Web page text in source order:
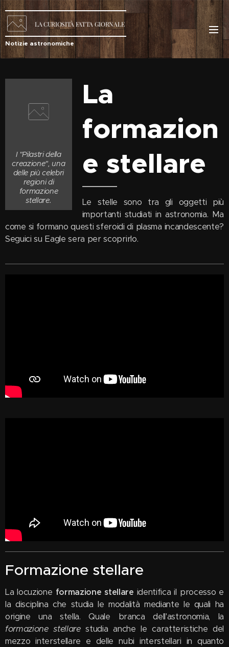
LACURIOSITÀ FATTA GIORNALE
Notizie astronomiche
I "Pilastri della
creazione", una
delle più celebri
regioni di
formazione
stellare.
La
formazion
e stellare
Le stelle sono tra gli oggetti più
importanti studiati in astronomia. Ma
come si formano questi sferoidi di plasma incandescente?
Seguici su Eagle sera per scoprirlo.
Formazione stellare
La locuzione formazione stellare identifica il processo e
la disciplina che studia le modalità mediante le quali ha
origine una stella. Quale branca dell'astronomia, la
formazione stellarestudia anche le caratteristiche del
mezzo interstellare e delle nubi interstellari in quanto